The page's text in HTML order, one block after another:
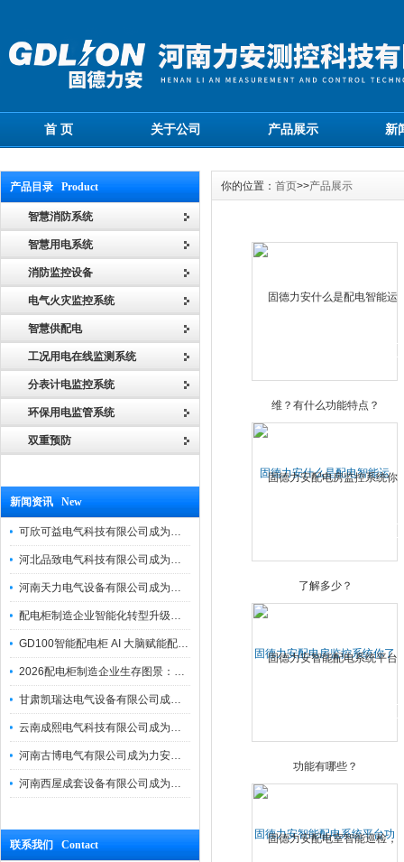
首 页 关于公司 产品展示 新
产品目录 Product
智慧消防系统
智慧用电系统
消防监控设备
电气火灾监控系统
智慧供配电
工况用电在线监测系统
分表计电监控系统
环保用电监管系统
双重预防
新闻资讯 New
可欣可益电气科技有限公司成为力安电易云战略合作伙伴，共创智能配电新未来
河北品致电气科技有限公司成为力安电易云战略合作伙伴，共创智能配电新未来
河南天力电气设备有限公司成为力安电易云战略合作伙伴，共创智能配电新未来
配电柜制造企业智能化转型升级研讨会在力安成功举办
GD100智能配电柜 AI 大脑赋能配电柜制造企业高压一键顺控！
2026配电柜制造企业生存图景：市场、政策与智能化转型路径
甘肃凯瑞达电气设备有限公司成为电易云战略合作伙伴，共创智能配电新未来
云南成熙电气科技有限公司成为力安电易云战略合作伙伴，共创智能配电新未来
河南古博电气有限公司成为力安电易云战略合作伙伴，共创智能配电新未来！
河南西屋成套设备有限公司成为力安电易云战略合作伙伴，共创智能配电新未来
联系我们 Contact
你的位置： 首页>>产品展示
固德力安什么是配电智能运
固德力安配电房监控系统你了
固德力安智能配电系统平台功